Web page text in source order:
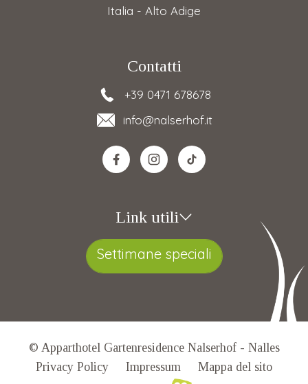
Italia - Alto Adige
Contatti
+39 0471 678678
info@nalserhof.it
Link utili
Settimane speciali
© Apparthotel Gartenresidence Nalserhof - Nalles
Privacy Policy
Impressum Mappa del sito